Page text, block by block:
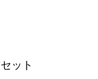
ット